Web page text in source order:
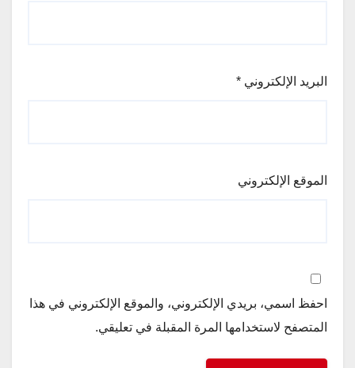
البريد الإلكتروني *
الموقع الإلكتروني
احفظ اسمي، بريدي الإلكتروني، والموقع الإلكتروني في هذا
المتصفح لاستخدامها المرة المقبلة في تعليقي.